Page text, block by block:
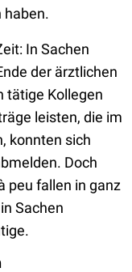
haben.
In Sachen
der ärztlichen
tätige Kollegen
leisten, die im
konnten sich
Doch
peu fallen in ganz
Sachen